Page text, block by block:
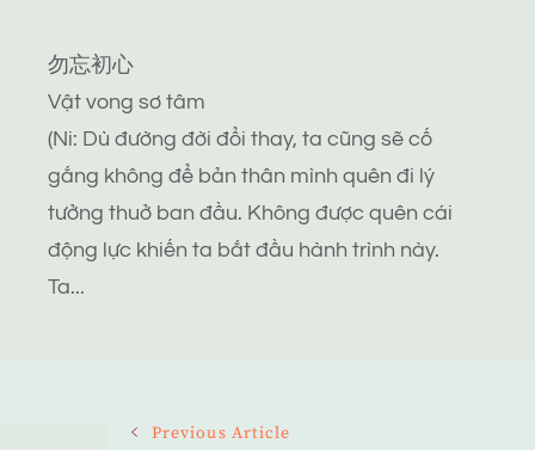
勿忘初心
Vật vong sơ tâm
(Ni: Dù đường đời đổi thay, ta cũng sẽ cố
gắng không để bản thân mình quên đi lý
tưởng thuở ban đầu. Không được quên cái
động lực khiến ta bắt đầu hành trình này.
Ta...
Previous Article